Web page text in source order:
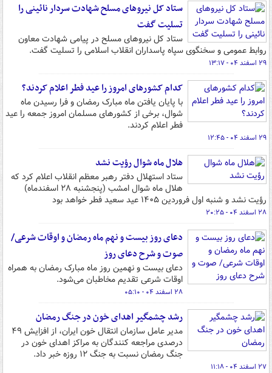
ستاد کل نیروهای مسلح شهادت سردار نائینی را
تسلیت گفت
ستاد کل نیروهای مسلح در پیامی شهادت معاون
روابط عمومی و سخنگوی سپاه پاسداران انقلاب اسلامی را تسلیت گفت.
۲۹ اسفند ۰۴ - ۱۳:۱۷
کدام کشورهای امروز را عید فطر اعلام کردند؟
با پایان یافتن ماه مبارک رمضان و فرا رسیدن ماه
شوال، برخی از کشورهای مسلمان امروز جمعه را عید
فطر اعلام کردند.
۲۹ اسفند ۰۴ - ۱۲:۴۵
هلال ماه شوال رؤیت نشد
ستاد استهلال دفتر رهبر معظم انقلاب اعلام کرد که
هلال ماه شوال امشب (پنجشنبه ۲۸ اسفندماه)
رؤیت نشد و شنبه اول فروردین ۱۴۰۵ عید سعید فطر خواهد بود
۲۸ اسفند ۰۴ - ۲۰:۲۵
دعای روز بیست و نهم ماه رمضان و اوقات شرعی/
صوت و شرح دعای روز
دعای بیست و نهمین روز ماه مبارک رمضان به همراه
اوقات شرعی تقدیم مخاطبان می‌شود.
۲۸ اسفند ۰۴ - ۰۵:۱۰
رشد چشمگیر اهدای خون در جنگ رمضان
مدیر عامل سازمان انتقال خون ایران، از افزایش ۴۹
درصدی مراجعه کنندگان به مراکز اهدای خون در
جنگ رمضان نسبت به جنگ ۱۲ روزه خبر داد.
۲۷ اسفند ۰۴ - ۱۱:۱۸